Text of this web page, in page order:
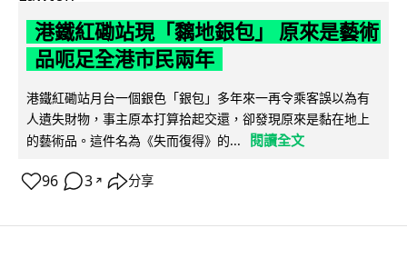
港鐵紅磡站現「黐地銀包」 原來是藝術
品呃足全港市民兩年
港鐵紅磡站月台一個銀色「銀包」多年來一再令乘客誤以為有
人遺失財物，事主原本打算拾起交還，卻發現原來是黏在地上
的藝術品。這件名為《失而復得》的...
閱讀全文
96 3 ↗ 分享